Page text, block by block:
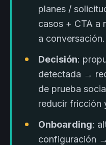
planes /
casos + CTA a
a conversación.
Decisión:
detectada →
de prueba
reducir fricción
Onboarding:
configuración